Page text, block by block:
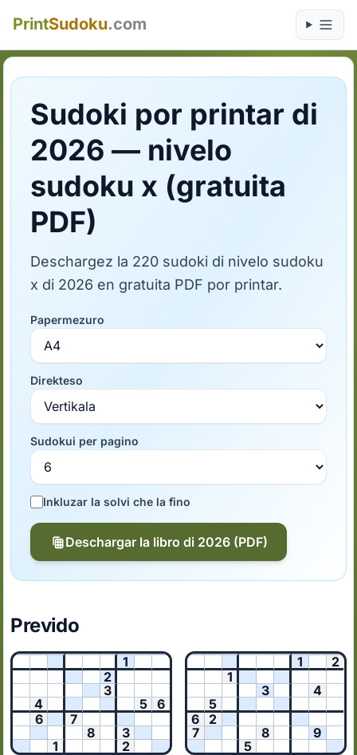
PrintSudoku.com
Sudoki por printar di
2026 — nivelo
sudoku x (gratuita
PDF)
Deschargez la 220 sudoki di nivelo sudoku
x di 2026 en gratuita PDF por printar.
Papermezuro
Direkteso
Sudokui per pagino
Inkluzar la solvi che la fino
Deschargar la libro di 2026 (PDF)
Prevido
1
2
3
4
5
6
6
7
8
3
1
2
1
2
1
3
4
5
6
2
7
8
9
5